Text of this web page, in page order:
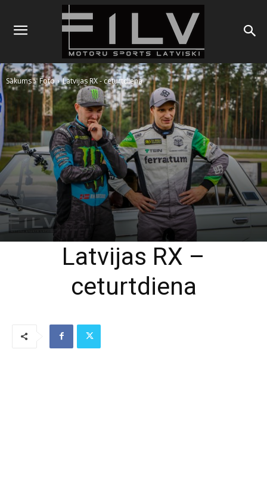
Sākums Foto Latvijas RX - ceturtdiena
Latvijas RX –
ceturtdiena